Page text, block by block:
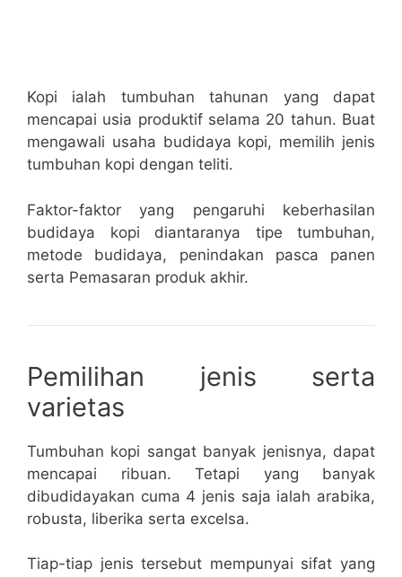
Kopi ialah tumbuhan tahunan yang dapat
mencapai usia produktif selama 20 tahun. Buat
mengawali usaha budidaya kopi, memilih jenis
tumbuhan kopi dengan teliti.
Faktor-faktor yang pengaruhi keberhasilan
budidaya kopi diantaranya tipe tumbuhan,
metode budidaya, penindakan pasca panen
serta Pemasaran produk akhir.
Pemilihan jenis serta
varietas
Tumbuhan kopi sangat banyak jenisnya, dapat
mencapai ribuan. Tetapi yang banyak
dibudidayakan cuma 4 jenis saja ialah arabika,
robusta, liberika serta excelsa.
Tiap-tiap jenis tersebut mempunyai sifat yang